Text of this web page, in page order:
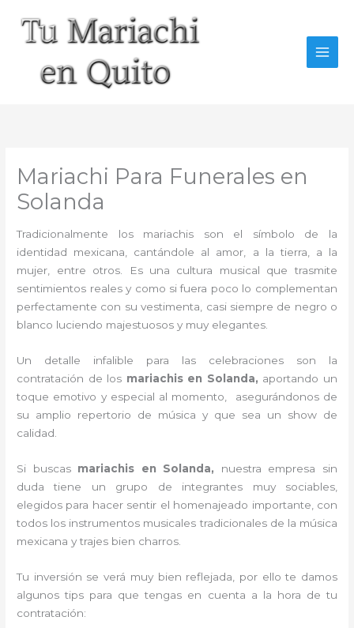
contenido
Mariachi Para Funerales en
Solanda
Tradicionalmente los mariachis son el símbolo de la
identidad mexicana, cantándole al amor, a la tierra, a la
mujer, entre otros. Es una cultura musical que trasmite
sentimientos reales y como si fuera poco lo complementan
perfectamente con su vestimenta, casi siempre de negro o
blanco luciendo majestuosos y muy elegantes.
Un detalle infalible para las celebraciones son la
contratación de los mariachis en Solanda, aportando un
toque emotivo y especial al momento, asegurándonos de
su amplio repertorio de música y que sea un show de
calidad.
Si buscas mariachis en Solanda, nuestra empresa
sin
duda tiene un grupo de integrantes muy sociables,
elegidos para hacer sentir el homenajeado importante, con
todos los instrumentos musicales tradicionales de la música
mexicana y trajes bien charros.
Tu inversión se verá muy bien reflejada, por ello te damos
algunos tips para que tengas en cuenta a la hora de tu
contratación: